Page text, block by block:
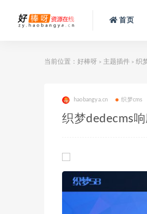
首页
当前位置： 好棒呀 > 主题插件 > 织
haobangya.cn 织梦cms
织梦dedecms